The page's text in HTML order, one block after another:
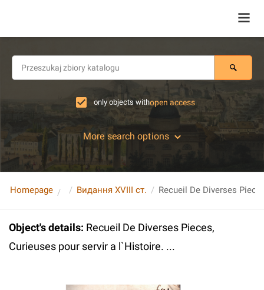
only objects withopen access
More search options
Homepage Видання XVIII ст.
Object's details: Recueil De Diverses Pieces,
Curieuses pour servir a l`Histoire. ...